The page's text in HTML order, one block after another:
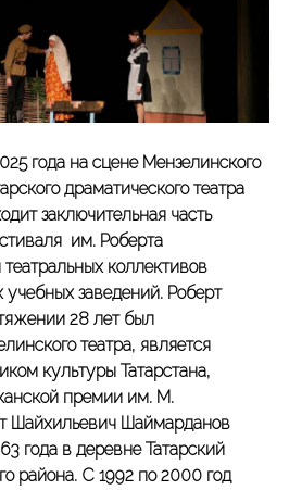
года на сцене Мензелинского
драматического театра
заключительная часть
им. Роберта
коллективов
заведений. Роберт
28 лет был
театра, является
культуры Татарстана,
премии им. М.
Шайхильевич Шаймарданов
года в деревне Татарский
района. С 1992 по 2000 год